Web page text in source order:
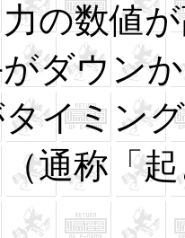
の数値
ダウン
イミン
通称「